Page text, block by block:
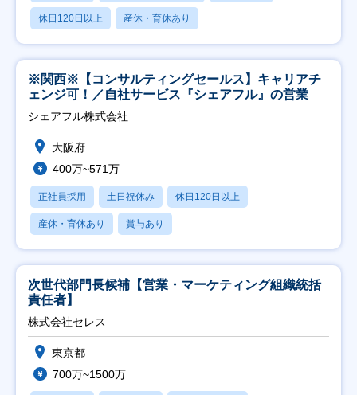
休日120日以上 産休・育休あり
※関西※【コンサルティングセールス】キャリアチ
ェンジ可！／自社サービス『シェアフル』の営業
シェアフル株式会社
大阪府
400万~571万
正社員採用 土日祝休み 休日120日以上
産休・育休あり 賞与あり
次世代部門長候補【営業・マーケティング組織統括
責任者】
株式会社セレス
東京都
700万~1500万